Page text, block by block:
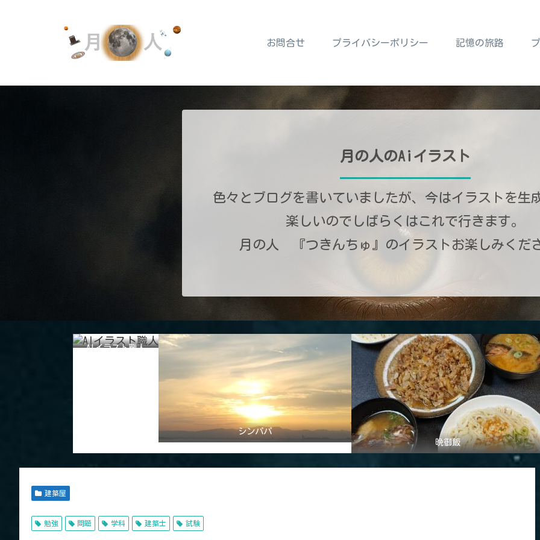
お問合せ プライバシーポリシー 記憶の旅路
月の人のAiイラスト
色々とブログを書いていましたが、今はイラストを生
楽しいのでしばらくはこれで行きます。
月の人 『つきんちゅ』のイラストお楽しみくだ
AIイラスト職人
シンパパ
晩御飯
建築屋
勉強 問題 学科 建築士 試験